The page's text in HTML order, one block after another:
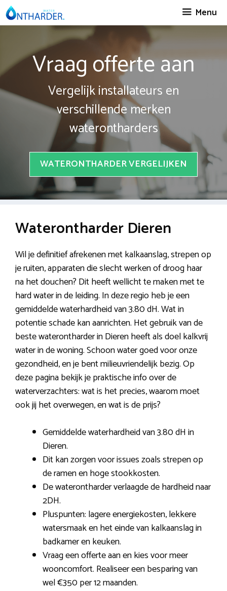
Spring
naar
Menu
Vraag offerte aan
Vergelijk installateurs en
verschillende merken
waterontharders
WATERONTHARDER VERGELIJKEN
Waterontharder Dieren
Wil je definitief afrekenen met kalkaanslag, strepen op
je ruiten, apparaten die slecht werken of droog haar
na het douchen? Dit heeft wellicht te maken met te
hard water in de leiding. In deze regio heb je een
gemiddelde waterhardheid van 3.80 dH. Wat in
potentie schade kan aanrichten. Het gebruik van de
beste waterontharder in Dieren heeft als doel kalkvrij
water in de woning. Schoon water goed voor onze
gezondheid, en je bent milieuvriendelijk bezig. Op
deze pagina bekijk je praktische info over de
waterverzachters: wat is het precies, waarom moet
ook jij het overwegen, en wat is de prijs?
Gemiddelde waterhardheid van 3.80 dH in
Dieren.
Dit kan zorgen voor issues zoals strepen op
de ramen en hoge stookkosten.
De waterontharder verlaagde de hardheid naar
2DH.
Pluspunten: lagere energiekosten, lekkere
watersmaak en het einde van kalkaanslag in
badkamer en keuken.
Vraag een offerte aan en kies voor meer
wooncomfort. Realiseer een besparing van
wel €350 per 12 maanden.